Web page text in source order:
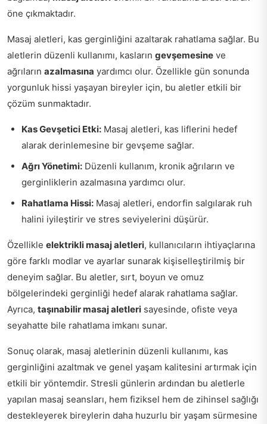
öne çıkmaktadır.
Masaj aletleri, kas gerginliğini azaltarak rahatlama sağlar. Bu
aletlerin düzenli kullanımı, kasların gevşemesine ve
ağrıların azalmasına yardımcı olur. Özellikle gün sonunda
yorgunluk hissi yaşayan bireyler için, bu aletler etkili bir
çözüm sunmaktadır.
Kas Gevşetici Etki: Masaj aletleri, kas liflerini hedef
alarak derinlemesine bir gevşeme sağlar.
Ağrı Yönetimi: Düzenli kullanım, kronik ağrıların ve
gerginliklerin azalmasına yardımcı olur.
Rahatlama Hissi: Masaj aletleri, endorfin salgılarak ruh
halini iyileştirir ve stres seviyelerini düşürür.
Özellikle elektrikli masaj aletleri, kullanıcıların ihtiyaçlarına
göre farklı modlar ve ayarlar sunarak kişiselleştirilmiş bir
deneyim sağlar. Bu aletler, sırt, boyun ve omuz
bölgelerindeki gerginliği hedef alarak rahatlama sağlar.
Ayrıca, taşınabilir masaj aletleri sayesinde, ofiste veya
seyahatte bile rahatlama imkanı sunar.
Sonuç olarak, masaj aletlerinin düzenli kullanımı, kas
gerginliğini azaltmak ve genel yaşam kalitesini artırmak için
etkili bir yöntemdir. Stresli günlerin ardından bu aletlerle
yapılan masaj seansları, hem fiziksel hem de zihinsel sağlığı
destekleyerek bireylerin daha huzurlu bir yaşam sürmesine